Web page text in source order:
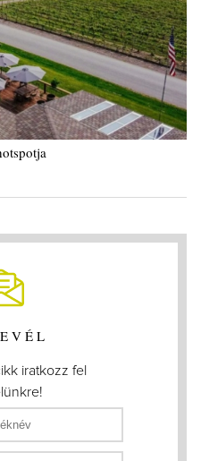
iratkozz fel